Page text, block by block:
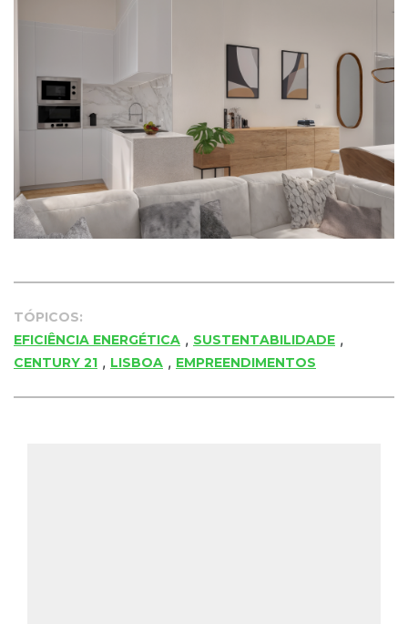
TÓPICOS:
EFICIÊNCIA ENERGÉTICA , SUSTENTABILIDADE ,
CENTURY 21 , LISBOA , EMPREENDIMENTOS